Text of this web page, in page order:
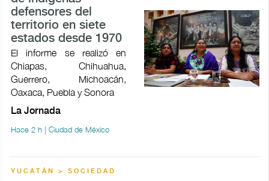
defensores del
territorio en siete
estados desde 1970
El informe se realizó en
Chiapas, Chihuahua,
Guerrero, Michoacán,
Oaxaca, Puebla y Sonora
La Jornada
Hace 2 h | Ciudad de México
YUCATÁN > SOCIEDAD